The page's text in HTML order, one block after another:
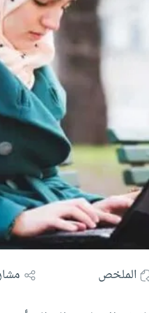
الملخص